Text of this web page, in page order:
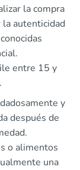
la compra
la autenticidad
entre 15 y
y
después de
o alimentos
una